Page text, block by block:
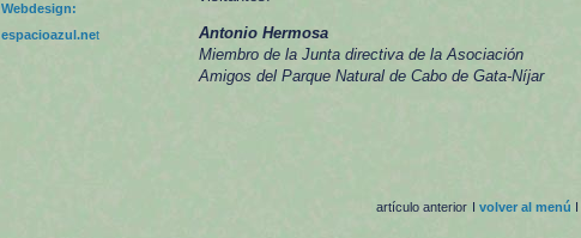
Webdesign:
espacioazul.net
Antonio Hermosa
Miembro de la Junta directiva de la Asociación
Amigos del Parque Natural de Cabo de Gata-Níjar
artículo anterior I volver al menú I